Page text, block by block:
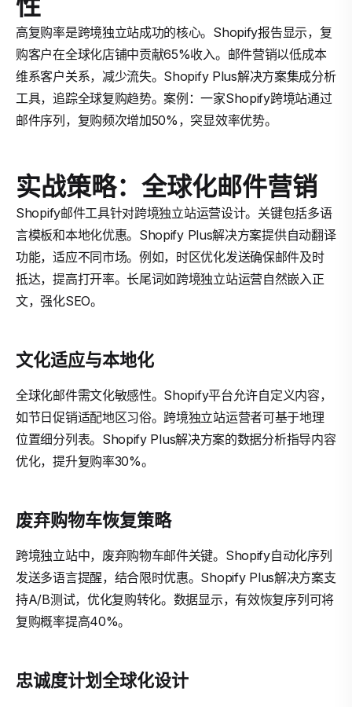
高复购率是跨境独立站成功的核心。Shopify报告显示，复
购客户在全球化店铺中贡献65%收入。邮件营销以低成本
维系客户关系，减少流失。Shopify Plus解决方案集成分析
工具，追踪全球复购趋势。案例：一家Shopify跨境站通过
邮件序列，复购频次增加50%，突显效率优势。
实战策略：全球化邮件营销
Shopify邮件工具针对跨境独立站运营设计。关键包括多语
言模板和本地化优惠。Shopify Plus解决方案提供自动翻译
功能，适应不同市场。例如，时区优化发送确保邮件及时
抵达，提高打开率。长尾词如跨境独立站运营自然嵌入正
文，强化SEO。
文化适应与本地化
全球化邮件需文化敏感性。Shopify平台允许自定义内容，
如节日促销适配地区习俗。跨境独立站运营者可基于地理
位置细分列表。Shopify Plus解决方案的数据分析指导内容
优化，提升复购率30%。
废弃购物车恢复策略
跨境独立站中，废弃购物车邮件关键。Shopify自动化序列
发送多语言提醒，结合限时优惠。Shopify Plus解决方案支
持A/B测试，优化复购转化。数据显示，有效恢复序列可将
复购概率提高40%。
忠诚度计划全球化设计